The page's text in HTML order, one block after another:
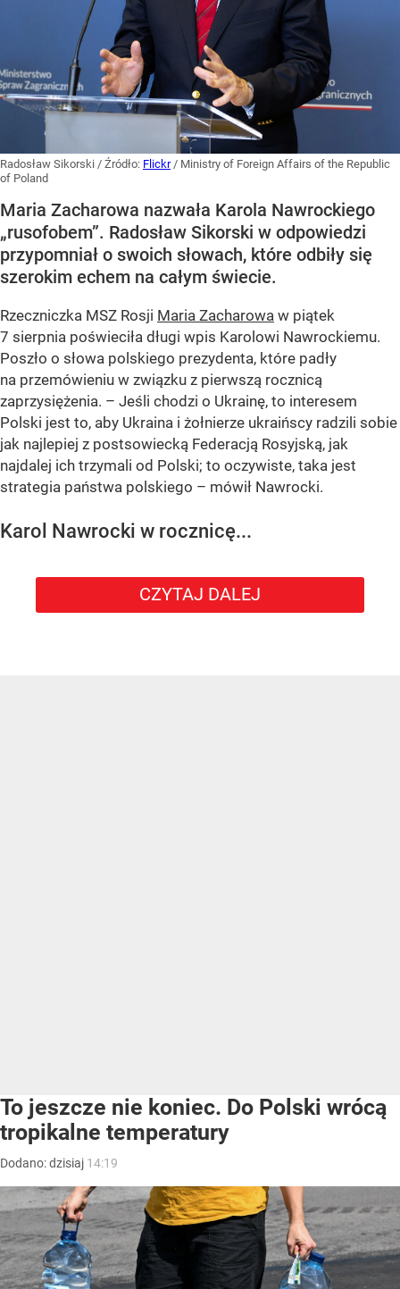
Radosław Sikorski / Źródło: Flickr / Ministry of Foreign Affairs of the Republic
of Poland
Maria Zacharowa nazwała Karola Nawrockiego
„rusofobem”. Radosław Sikorski w odpowiedzi
przypomniał o swoich słowach, które odbiły się
szerokim echem na całym świecie.
Rzeczniczka MSZ Rosji Maria Zacharowa w piątek
7 sierpnia poświeciła długi wpis Karolowi Nawrockiemu.
Poszło o słowa polskiego prezydenta, które padły
na przemówieniu w związku z pierwszą rocznicą
zaprzysiężenia. – Jeśli chodzi o Ukrainę, to interesem
Polski jest to, aby Ukraina i żołnierze ukraińscy radzili sobie
jak najlepiej z postsowiecką Federacją Rosyjską, jak
najdalej ich trzymali od Polski; to oczywiste, taka jest
strategia państwa polskiego – mówił Nawrocki.
Karol Nawrocki w rocznicę...
CZYTAJ DALEJ
To jeszcze nie koniec. Do Polski wrócą
tropikalne temperatury
Dodano:dzisiaj 14:19